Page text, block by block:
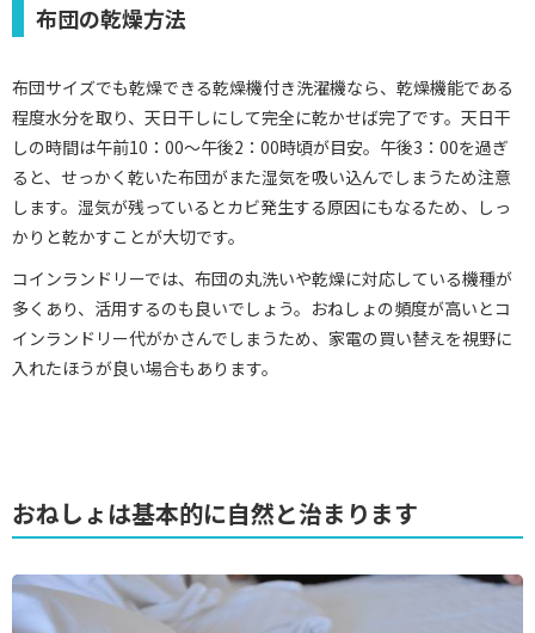
布団の乾燥方法
布団サイズでも乾燥できる乾燥機付き洗濯機なら、乾燥機能である
程度水分を取り、天日干しにして完全に乾かせば完了です。天日干
しの時間は午前10：00～午後2：00時頃が目安。午後3：00を過ぎ
ると、せっかく乾いた布団がまた湿気を吸い込んでしまうため注意
します。湿気が残っているとカビ発生する原因にもなるため、しっ
かりと乾かすことが大切です。
コインランドリーでは、布団の丸洗いや乾燥に対応している機種が
多くあり、活用するのも良いでしょう。おねしょの頻度が高いとコ
インランドリー代がかさんでしまうため、家電の買い替えを視野に
入れたほうが良い場合もあります。
おねしょは基本的に自然と治まります